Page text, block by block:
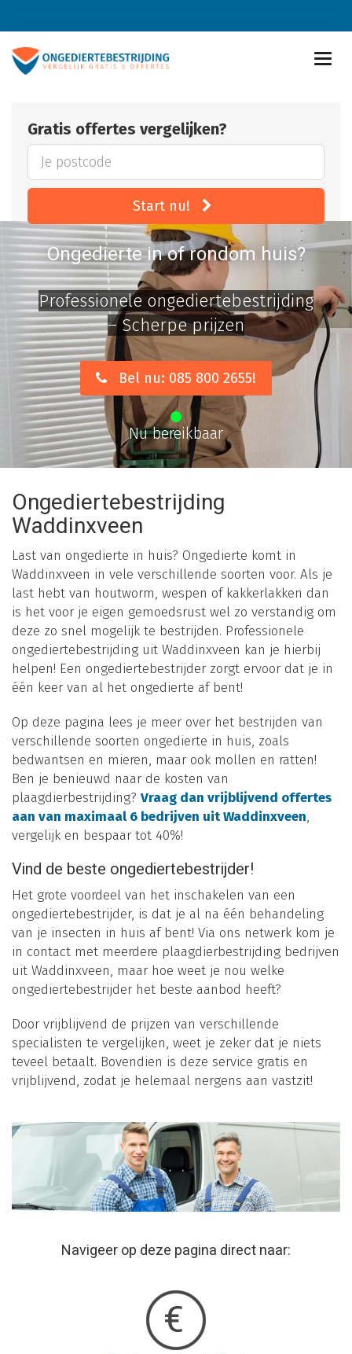
Gratis offertes vergelijken?
Start nu!
Ongedierte in of rondom huis?
Professionele ongediertebestrijding
– Scherpe prijzen
Bel nu: 085 800 2655!
Nu bereikbaar
Ongediertebestrijding
Waddinxveen
Last van ongedierte in huis? Ongedierte komt in
Waddinxveen in vele verschillende soorten voor. Als je
last hebt van houtworm, wespen of kakkerlakken dan
is het voor je eigen gemoedsrust wel zo verstandig om
deze zo snel mogelijk te bestrijden. Professionele
ongediertebestrijding uit Waddinxveen kan je hierbij
helpen! Een ongediertebestrijder zorgt ervoor dat je in
één keer van al het ongedierte af bent!
Op deze pagina lees je meer over het bestrijden van
verschillende soorten ongedierte in huis, zoals
bedwantsen en mieren, maar ook mollen en ratten!
Ben je benieuwd naar de kosten van
plaagdierbestrijding? Vraag dan vrijblijvend offertes
aan van maximaal 6 bedrijven uit Waddinxveen,
vergelijk en bespaar tot 40%!
Vind de beste ongediertebestrijder!
Het grote voordeel van het inschakelen van een
ongediertebestrijder, is dat je al na één behandeling
van je insecten in huis af bent! Via ons netwerk kom je
in contact met meerdere plaagdierbestrijding bedrijven
uit Waddinxveen, maar hoe weet je nou welke
ongediertebestrijder het beste aanbod heeft?
Door vrijblijvend de prijzen van verschillende
specialisten te vergelijken, weet je zeker dat je niets
teveel betaalt. Bovendien is deze service gratis en
vrijblijvend, zodat je helemaal nergens aan vastzit!
Navigeer op deze pagina direct naar: